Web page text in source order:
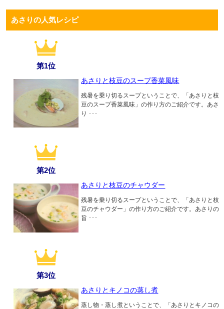
あさりの人気レシピ
第1位
あさりと枝豆のスープ香菜風味
残暑を乗り切るスープということで、「あさりと枝
豆のスープ香菜風味」の作り方のご紹介です。あさ
り ･･･
第2位
あさりと枝豆のチャウダー
残暑を乗り切るスープということで、「あさりと枝
豆のチャウダー」の作り方のご紹介です。あさりの
旨 ･･･
第3位
あさりとキノコの蒸し煮
蒸し物・蒸し煮ということで、「あさりとキノコの